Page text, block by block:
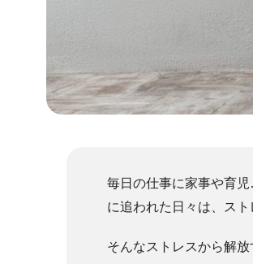
毎日の仕事に家事や育
に追われた日々は、ス
そんなストレスから解